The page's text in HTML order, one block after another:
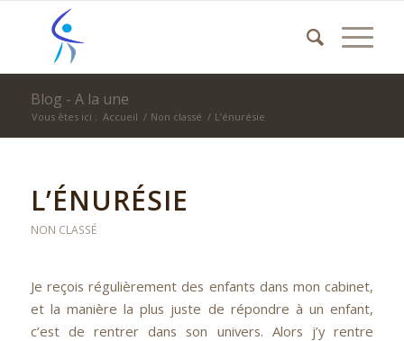
Blog - A la une
Vous êtes ici : Accueil / Non classé / L’énurésie
L’ÉNURÉSIE
NON CLASSÉ
Je reçois régulièrement des enfants dans mon cabinet,
et la manière la plus juste de répondre à un enfant,
c’est de rentrer dans son univers. Alors j’y rentre